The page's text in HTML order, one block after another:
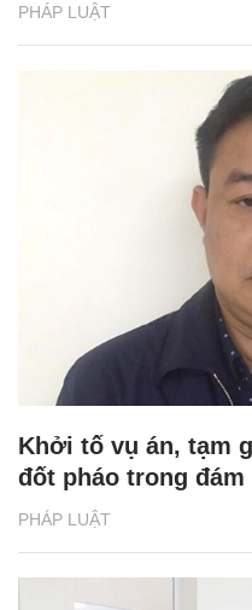
PHÁP LUẬT
PHÁP LUẬT
Khởi tố vụ án, tạm
đốt pháo trong